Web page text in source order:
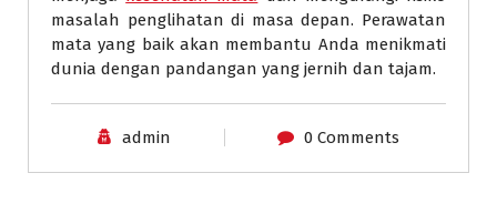
masalah penglihatan di masa depan. Perawatan
mata yang baik akan membantu Anda menikmati
dunia dengan pandangan yang jernih dan tajam.
admin 0 Comments